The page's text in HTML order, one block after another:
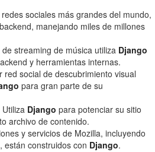
sociales más grandes del mundo,
manejando miles de millones
streaming de música utiliza Django
y herramientas internas.
red social de descubrimiento visual
para gran parte de su
Utiliza Django para potenciar su sitio
archivo de contenido.
y servicios de Mozilla, incluyendo
están construidos con Django.